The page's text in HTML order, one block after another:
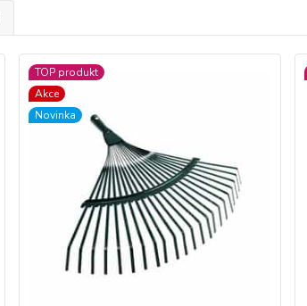
TOP produkt
Akce
Novinka